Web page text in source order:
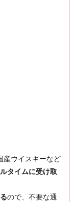
産ウイスキーなど
タイムに受け取
ので、不要な通